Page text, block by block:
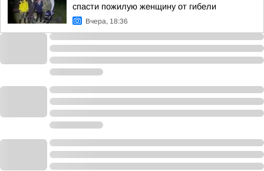
спасти пожилую женщину от гибели
Вчера, 18:36